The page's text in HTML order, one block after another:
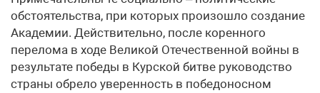
обстоятельства, при которых произошло создание
Академии. Действительно, после коренного
перелома в ходе Великой Отечественной войны в
результате победы в Курской битве руководство
страны обрело уверенность в победоносном